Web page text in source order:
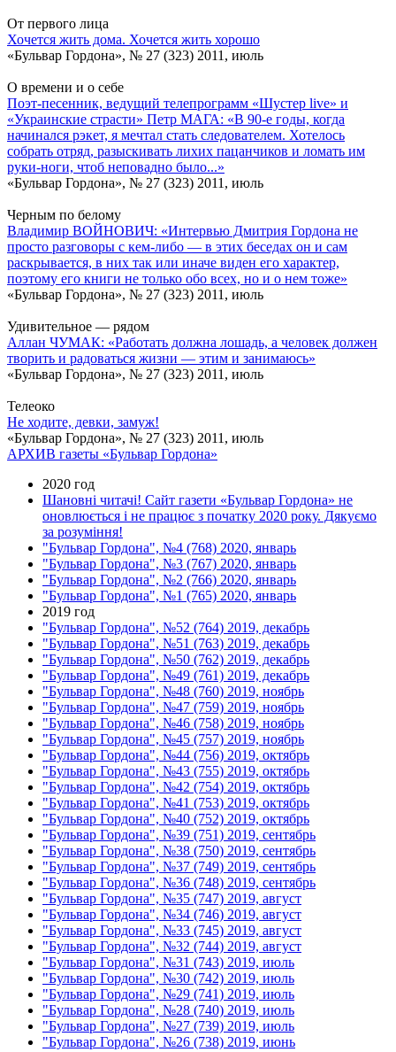
От первого лица
Хочется жить дома. Хочется жить хорошо
«Бульвар Гордона», № 27 (323) 2011, июль
О времени и о себе
Поэт-песенник, ведущий телепрограмм «Шустер live» и
«Украинские страсти» Петр МАГА: «В 90-е годы, когда
начинался рэкет, я мечтал стать следователем. Хотелось
собрать отряд, разыскивать лихих пацанчиков и ломать им
руки-ноги, чтоб неповадно было...»
«Бульвар Гордона», № 27 (323) 2011, июль
Черным по белому
Владимир ВОЙНОВИЧ: «Интервью Дмитрия Гордона не
просто разговоры с кем-либо — в этих беседах он и сам
раскрывается, в них так или иначе виден его характер,
поэтому его книги не только обо всех, но и о нем тоже»
«Бульвар Гордона», № 27 (323) 2011, июль
Удивительное — рядом
Аллан ЧУМАК: «Работать должна лошадь, а человек должен
творить и радоваться жизни — этим и занимаюсь»
«Бульвар Гордона», № 27 (323) 2011, июль
Телеоко
Не ходите, девки, замуж!
«Бульвар Гордона», № 27 (323) 2011, июль
АРХИВ газеты «Бульвар Гордона»
2020 год
Шановні читачі! Сайт газети «Бульвар Гордона» не
оновлюється і не працює з початку 2020 року. Дякуємо
за розуміння!
"Бульвар Гордона", №4 (768) 2020, январь
"Бульвар Гордона", №3 (767) 2020, январь
"Бульвар Гордона", №2 (766) 2020, январь
"Бульвар Гордона", №1 (765) 2020, январь
2019 год
"Бульвар Гордона", №52 (764) 2019, декабрь
"Бульвар Гордона", №51 (763) 2019, декабрь
"Бульвар Гордона", №50 (762) 2019, декабрь
"Бульвар Гордона", №49 (761) 2019, декабрь
"Бульвар Гордона", №48 (760) 2019, ноябрь
"Бульвар Гордона", №47 (759) 2019, ноябрь
"Бульвар Гордона", №46 (758) 2019, ноябрь
"Бульвар Гордона", №45 (757) 2019, ноябрь
"Бульвар Гордона", №44 (756) 2019, октябрь
"Бульвар Гордона", №43 (755) 2019, октябрь
"Бульвар Гордона", №42 (754) 2019, октябрь
"Бульвар Гордона", №41 (753) 2019, октябрь
"Бульвар Гордона", №40 (752) 2019, октябрь
"Бульвар Гордона", №39 (751) 2019, сентябрь
"Бульвар Гордона", №38 (750) 2019, сентябрь
"Бульвар Гордона", №37 (749) 2019, сентябрь
"Бульвар Гордона", №36 (748) 2019, сентябрь
"Бульвар Гордона", №35 (747) 2019, август
"Бульвар Гордона", №34 (746) 2019, август
"Бульвар Гордона", №33 (745) 2019, август
"Бульвар Гордона", №32 (744) 2019, август
"Бульвар Гордона", №31 (743) 2019, июль
"Бульвар Гордона", №30 (742) 2019, июль
"Бульвар Гордона", №29 (741) 2019, июль
"Бульвар Гордона", №28 (740) 2019, июль
"Бульвар Гордона", №27 (739) 2019, июль
"Бульвар Гордона", №26 (738) 2019, июнь